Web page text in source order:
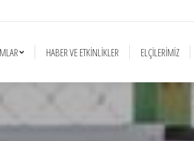
HABER VE ETKINLIKLER ELÇILERIMIZ
ELÇILERIMIZ BIZI DESTEKLEYIN